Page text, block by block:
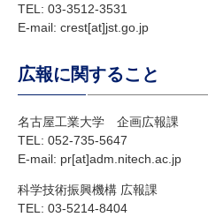
TEL: 03-3512-3531
E-mail: crest[at]jst.go.jp
広報に関すること
名古屋工業大学 企画広報課
TEL: 052-735-5647
E-mail: pr[at]adm.nitech.ac.jp
科学技術振興機構 広報課
TEL: 03-5214-8404